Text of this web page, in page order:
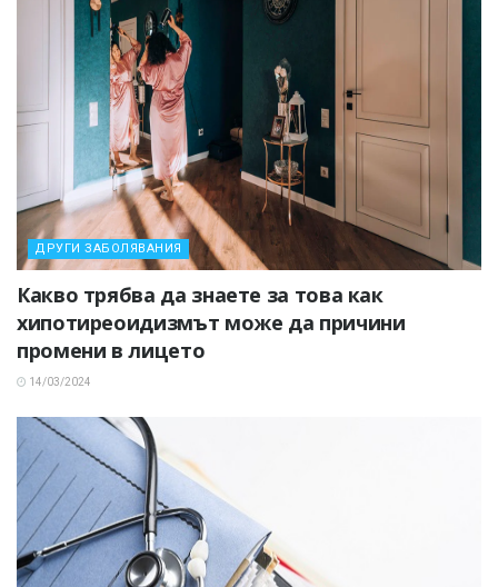
ДРУГИ ЗАБОЛЯВАНИЯ
Какво трябва да знаете за това как
хипотиреоидизмът може да причини
промени в лицето
14/03/2024